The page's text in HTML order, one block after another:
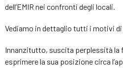
dell’EMIR nei confronti degli locali.
Vediamo in dettaglio tutti i motivi
Innanzitutto, suscita perplessità la
esprimere la sua posizione circa